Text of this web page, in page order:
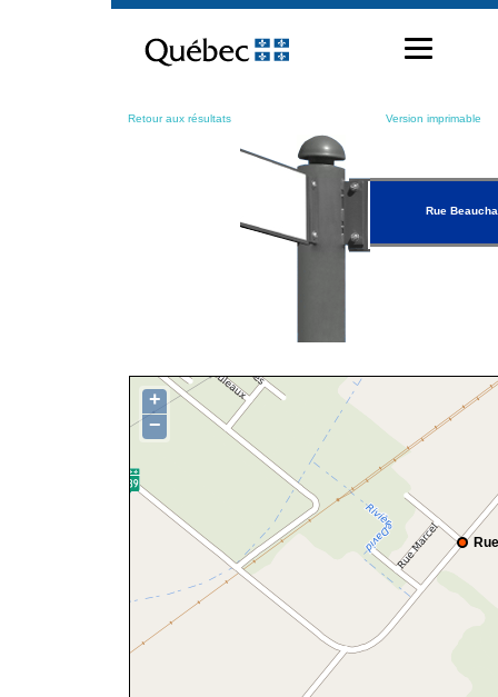
contenu
Retour aux résultats Version imprimable
Rue
+
−